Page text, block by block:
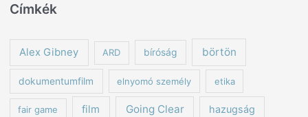
Címkék
Alex Gibney ARD bíróság börtön
dokumentumfilm elnyomó személy etika
fair game film Going Clear hazugság